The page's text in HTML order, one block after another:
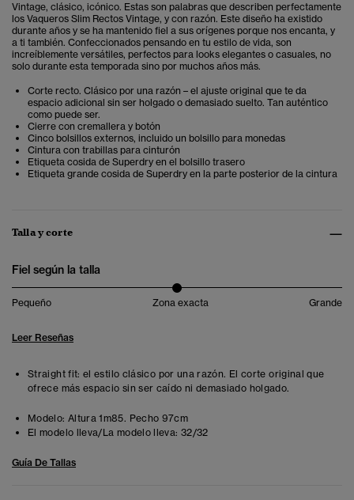
Vintage, clásico, icónico. Estas son palabras que describen perfectamente
los Vaqueros Slim Rectos Vintage, y con razón. Este diseño ha existido
durante años y se ha mantenido fiel a sus orígenes porque nos encanta, y
a ti también. Confeccionados pensando en tu estilo de vida, son
increíblemente versátiles, perfectos para looks elegantes o casuales, no
solo durante esta temporada sino por muchos años más.
Corte recto. Clásico por una razón – el ajuste original que te da
espacio adicional sin ser holgado o demasiado suelto. Tan auténtico
como puede ser.
Cierre con cremallera y botón
Cinco bolsillos externos, incluido un bolsillo para monedas
Cintura con trabillas para cinturón
Etiqueta cosida de Superdry en el bolsillo trasero
Etiqueta grande cosida de Superdry en la parte posterior de la cintura
Talla y corte
Fiel según la talla
Pequeño Zona exacta Grande
Leer Reseñas
Straight fit: el estilo clásico por una razón. El corte original que
ofrece más espacio sin ser caído ni demasiado holgado.
Modelo: Altura 1m85. Pecho 97cm
El modelo lleva/La modelo lleva: 32/32
Guía De Tallas